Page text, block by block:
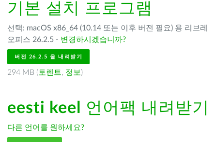
기본 설치 프로그램
선택: macOS x86_64 (10.14 또는 이후 버전 필요) 용 리브레
오피스 26.2.5 - 변경하시겠습니까?
버전 26.2.5 을 내려받기
294 MB ( 토렌트, 정보 )
eesti keel 언어팩 내려받기
다른 언어를 원하세요?